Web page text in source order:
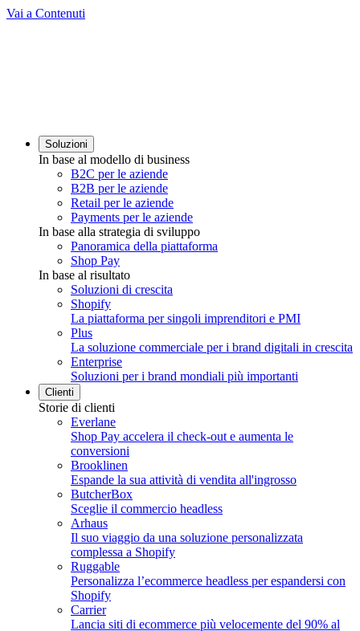
Vai a Contenuti
Soluzioni
In base al modello di business
B2C per le aziende
B2B per le aziende
Retail per le aziende
Payments per le aziende
In base alla strategia di sviluppo
Panoramica della piattaforma
Shop Pay
In base al risultato
Soluzioni di crescita
Shopify
La piattaforma per singoli imprenditori e PMI
Plus
La soluzione commerciale per i brand digitali in crescita
Enterprise
Soluzioni per i brand mondiali più importanti
Clienti
Storie di clienti
Everlane
Shop Pay accelera il check-out e aumenta le
conversioni
Brooklinen
Espande la sua attività di vendita all'ingrosso
ButcherBox
Sceglie il commercio headless
Arhaus
Il suo viaggio da una soluzione personalizzata
complessa a Shopify
Ruggable
Personalizza l’ecommerce headless per espandersi con
Shopify
Carrier
Lancia siti di ecommerce più velocemente del 90% al